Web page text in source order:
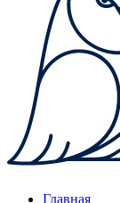
Главная